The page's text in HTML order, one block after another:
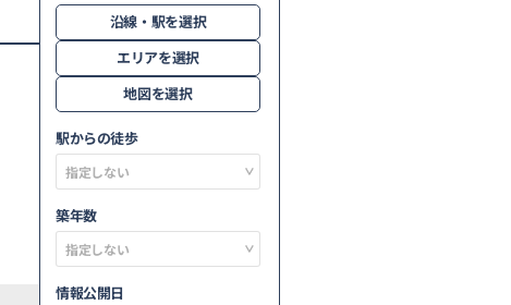
沿線・駅を選択
エリアを選択
地図を選択
駅からの徒歩
築年数
情報公開日